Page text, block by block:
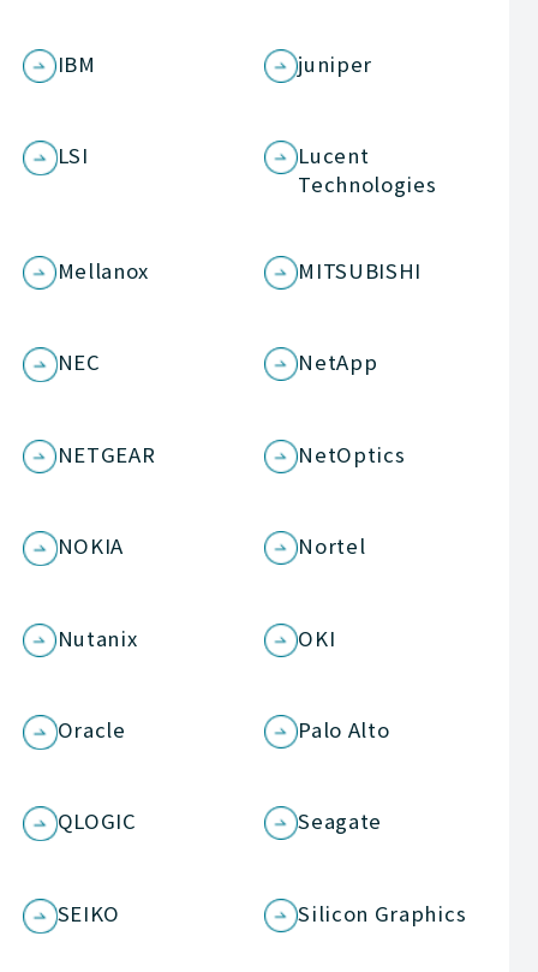
IBM juniper
LSI
Lucent
Technologies
Mellanox MITSUBISHI
NEC NetApp
NETGEAR NetOptics
NOKIA Nortel
Nutanix OKI
Oracle Palo Alto
QLOGIC Seagate
SEIKO Silicon Graphics